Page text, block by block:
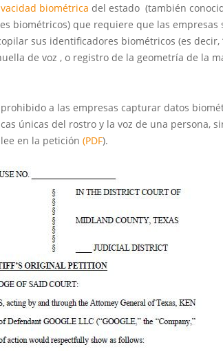
biométrica del estado (también
biométricos) que requiere que las empresas
sus identificadores biométricos (es decir,
de voz , o registro de la geometría de la
a las empresas capturar datos
únicas del rostro y la voz de una persona,
en la petición (PDF).